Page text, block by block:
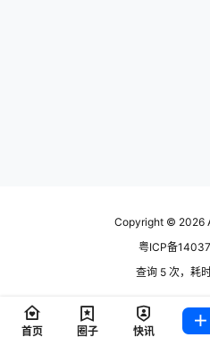
Copyright © 2026
粤ICP备
查询 5 次，耗
首页 圈子 快讯